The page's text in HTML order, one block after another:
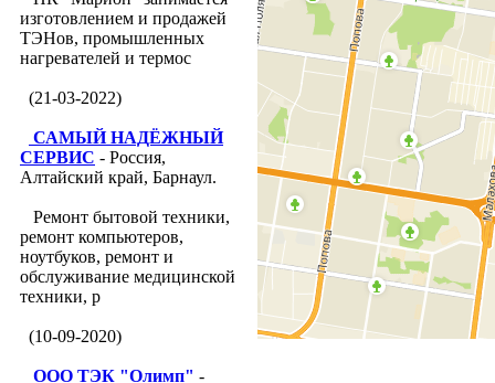
изготовлением и продажей
ТЭНов, промышленных
нагревателей и термос
(21-03-2022)
САМЫЙ НАДЁЖНЫЙ
СЕРВИС - Россия,
Алтайский край, Барнаул.
Ремонт бытовой техники,
ремонт компьютеров,
ноутбуков, ремонт и
обслуживание медицинской
техники, р
(10-09-2020)
ООО ТЭК "Олимп" -